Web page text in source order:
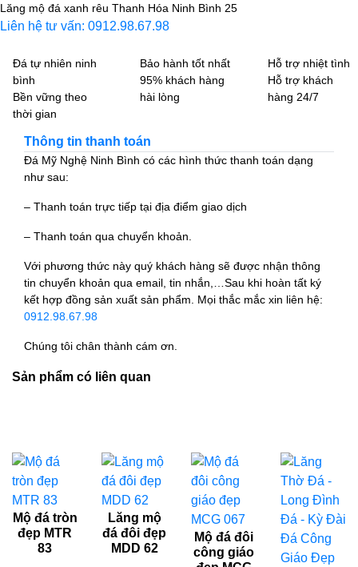
Lăng mộ đá xanh rêu Thanh Hóa Ninh Bình 25
Liên hệ tư vấn: 0912.98.67.98
Đá tự nhiên ninh
bình
Bền vững theo
thời gian
Bảo hành tốt nhất
95% khách hàng
hài lòng
Hỗ trợ nhiệt tình
Hỗ trợ khách
hàng 24/7
Thông tin thanh toán
Đá Mỹ Nghệ Ninh Bình có các hình thức thanh toán dạng
như sau:
– Thanh toán trực tiếp tại địa điểm giao dịch
– Thanh toán qua chuyển khoản.
Với phương thức này quý khách hàng sẽ được nhận thông
tin chuyển khoản qua email, tin nhắn,…Sau khi hoàn tất ký
kết hợp đồng sản xuất sản phẩm. Mọi thắc mắc xin liên hệ:
0912.98.67.98
Chúng tôi chân thành cám ơn.
Sản phẩm có liên quan
Mộ đá tròn
đẹp MTR
83
Lăng mộ
đá đôi đẹp
MDD 62
Mộ đá đôi
công giáo